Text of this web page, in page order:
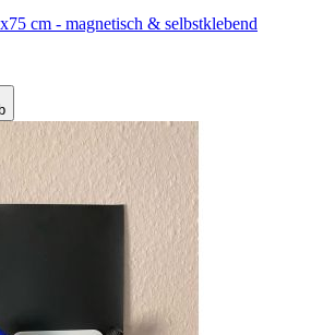
cm - magnetisch & selbstklebend